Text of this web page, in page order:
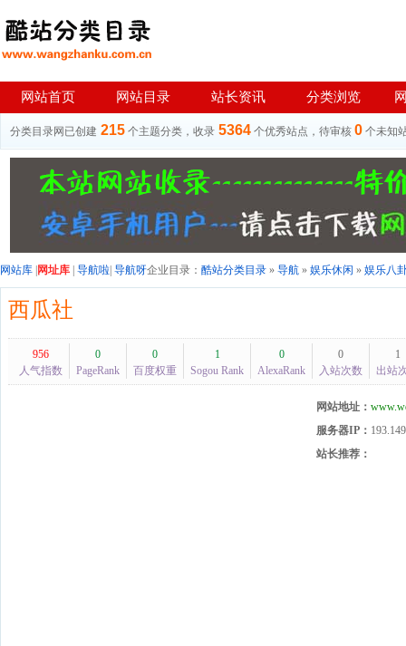
网站首页 网站目录 站长资讯 分类浏览
分类目录网已创建 215 个主题分类，收录 5364 个优秀站点，待审核 0 个未知
网站库 网址库 导航啦 导航呀企业目录： 酷站分类目录 » 导航 » 娱乐休闲 » 娱乐八
西瓜社
956
人气指数
0
PageRank
0
百度权重
1
Sogou Rank
0
AlexaRank
0
入站次数
1
出站
网站地址：
服务器IP：
站长推荐：